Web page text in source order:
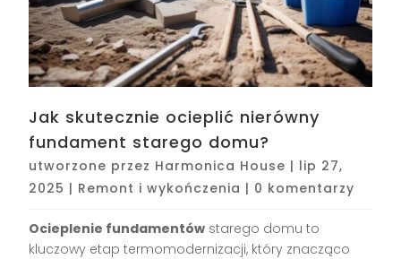
Jak skutecznie ocieplić nierówny
fundament starego domu?
utworzone przez Harmonica House | lip 27,
2025 | Remont i wykończenia | 0 komentarzy
Ocieplenie fundamentów starego domu to
kluczowy etap termomodernizacji, który znacząco